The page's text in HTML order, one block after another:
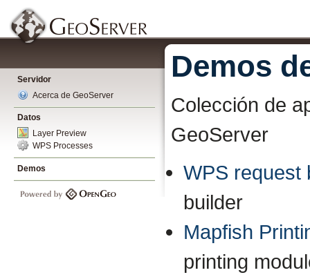
Servidor
Acerca de GeoServer
Datos
Layer Preview
WPS Processes
Demos
Demos
Colección de
GeoServer
WPS request
builder
Mapfish
printing